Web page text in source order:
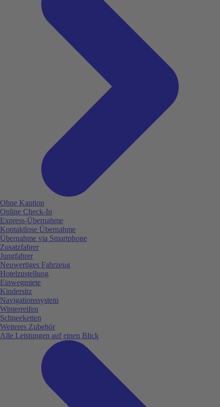
Ohne Kaution
Online Check-In
Express-Übernahme
Kontaktlose Übernahme
Übernahme via Smartphone
Zusatzfahrer
Jungfahrer
Neuwertiges Fahrzeug
Hotelzustellung
Einwegmiete
Kindersitz
Navigationssystem
Winterreifen
Schneeketten
Weiteres Zubehör
Alle Leistungen auf einen Blick